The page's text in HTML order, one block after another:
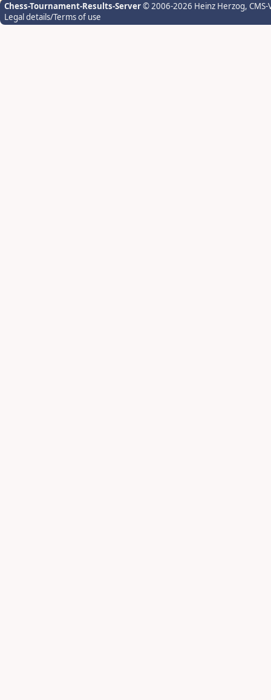
Chess-Tournament-Results-Server© 2006-2026 Heinz Herzog,
Legal details/Terms of use